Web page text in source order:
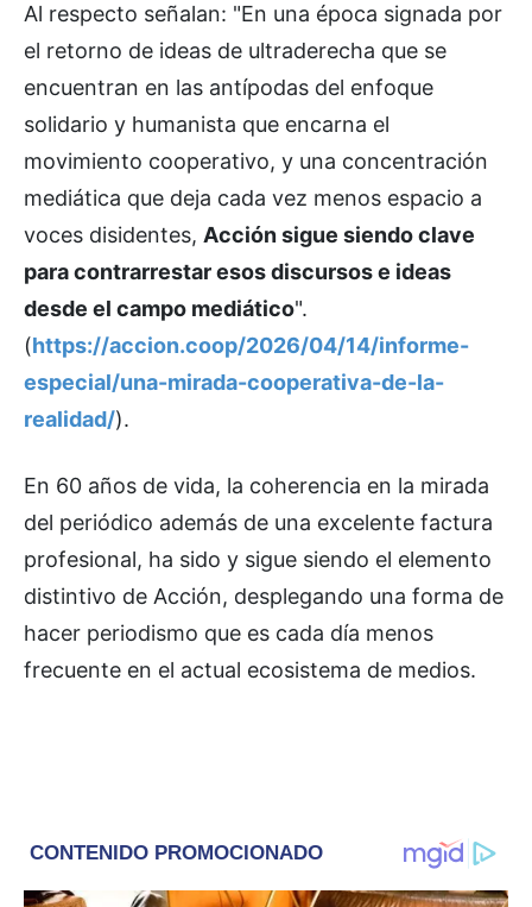
Al respecto señalan: "En una época signada por
el retorno de ideas de ultraderecha que se
encuentran en las antípodas del enfoque
solidario y humanista que encarna el
movimiento cooperativo, y una concentración
mediática que deja cada vez menos espacio a
voces disidentes, Acción sigue siendo clave
para contrarrestar esos discursos e ideas
desde el campo mediático".
(https://accion.coop/2026/04/14/informe-
especial/una-mirada-cooperativa-de-la-
realidad/).
En 60 años de vida, la coherencia en la mirada
del periódico además de una excelente factura
profesional, ha sido y sigue siendo el elemento
distintivo de Acción, desplegando una forma de
hacer periodismo que es cada día menos
frecuente en el actual ecosistema de medios.